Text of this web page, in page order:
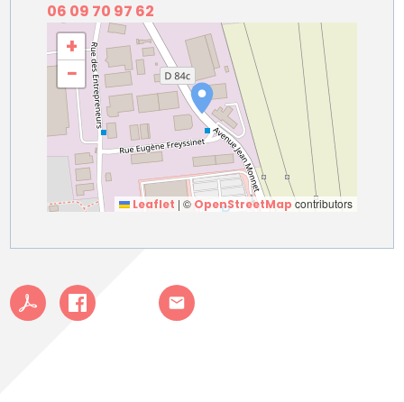
06 09 70 97 62
+
−
Leaflet | © OpenStreetMap contributors